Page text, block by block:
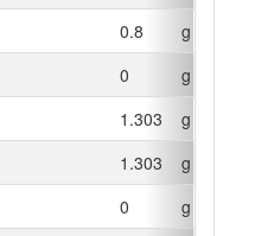
0.8
g
0
g
1.303
g
1.303
g
0
g